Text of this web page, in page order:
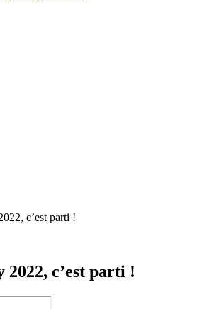
c’est parti !
2022, c’est parti !